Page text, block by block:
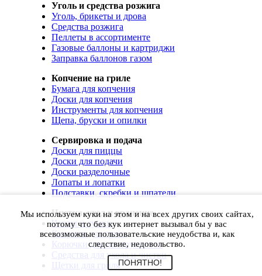
Уголь и средства розжига
Уголь, брикеты и дрова
Средства розжига
Пеллеты в ассортименте
Газовые баллоны и картриджи
Заправка баллонов газом
Копчение на гриле
Бумага для копчения
Доски для копчения
Инструменты для копчения
Щепа, бруски и опилки
Сервировка и подача
Доски для пиццы
Доски для подачи
Доски разделочные
Лопаты и лопатки
Подставки, скребки и шпатели
Чистка, уход и хранение
Чехлы и сумки
Коврики для гриля
Корючки для инструментов
Средства для ухода и чистки
Щетки для гриля
Мы используем куки на этом и на всех других своих сайтах,
потому что без кук интернет вызывал бы у вас
всевозможные пользовательские неудобства и, как
следствие, недовольство.
ПОНЯТНО!